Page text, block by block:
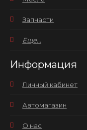
Запчасти
Еще...
Информация
Личный кабинет
Автомагазин
О нас